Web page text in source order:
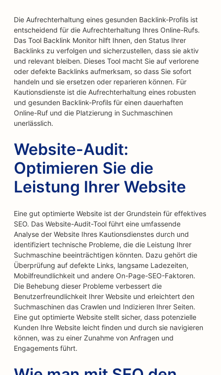
Die Aufrechterhaltung eines gesunden Backlink-Profils ist
entscheidend für die Aufrechterhaltung Ihres Online-Rufs.
Das Tool Backlink Monitor hilft Ihnen, den Status Ihrer
Backlinks zu verfolgen und sicherzustellen, dass sie aktiv
und relevant bleiben. Dieses Tool macht Sie auf verlorene
oder defekte Backlinks aufmerksam, so dass Sie sofort
handeln und sie ersetzen oder reparieren können. Für
Kautionsdienste ist die Aufrechterhaltung eines robusten
und gesunden Backlink-Profils für einen dauerhaften
Online-Ruf und die Platzierung in Suchmaschinen
unerlässlich.
Website-Audit:
Optimieren Sie die
Leistung Ihrer Website
Eine gut optimierte Website ist der Grundstein für effektives
SEO. Das Website-Audit-Tool führt eine umfassende
Analyse der Website Ihres Kautionsdienstes durch und
identifiziert technische Probleme, die die Leistung Ihrer
Suchmaschine beeinträchtigen könnten. Dazu gehört die
Überprüfung auf defekte Links, langsame Ladezeiten,
Mobilfreundlichkeit und andere On-Page-SEO-Faktoren.
Die Behebung dieser Probleme verbessert die
Benutzerfreundlichkeit Ihrer Website und erleichtert den
Suchmaschinen das Crawlen und Indizieren Ihrer Seiten.
Eine gut optimierte Website stellt sicher, dass potenzielle
Kunden Ihre Website leicht finden und durch sie navigieren
können, was zu einer Zunahme von Anfragen und
Engagements führt.